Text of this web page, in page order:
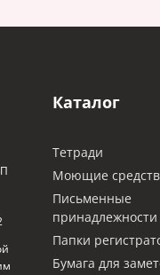
Каталог
Тетради
Моющие
Письменные
принадлежности
Папки
Бумага для